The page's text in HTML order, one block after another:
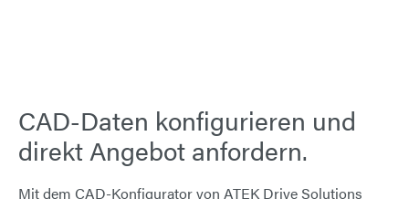
CAD-Daten konfigurieren und
direkt Angebot anfordern.
Mit dem CAD-Konfigurator von ATEK Drive Solutions